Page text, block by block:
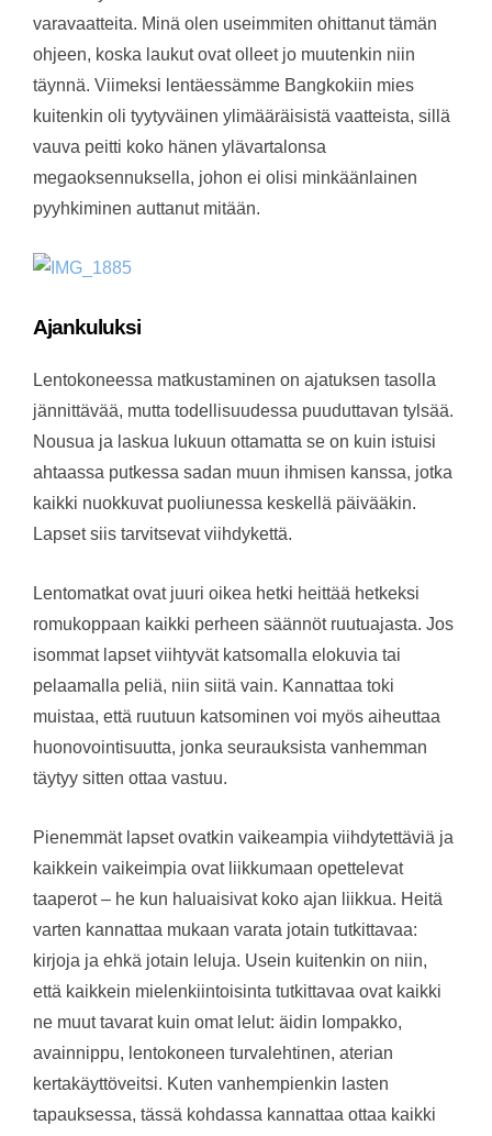
varavaatteita. Minä olen useimmiten ohittanut tämän
ohjeen, koska laukut ovat olleet jo muutenkin niin
täynnä. Viimeksi lentäessämme Bangkokiin mies
kuitenkin oli tyytyväinen ylimääräisistä vaatteista, sillä
vauva peitti koko hänen ylävartalonsa
megaoksennuksella, johon ei olisi minkäänlainen
pyyhkiminen auttanut mitään.
Ajankuluksi
Lentokoneessa matkustaminen on ajatuksen tasolla
jännittävää, mutta todellisuudessa puuduttavan tylsää.
Nousua ja laskua lukuun ottamatta se on kuin istuisi
ahtaassa putkessa sadan muun ihmisen kanssa, jotka
kaikki nuokkuvat puoliunessa keskellä päivääkin.
Lapset siis tarvitsevat viihdykettä.
Lentomatkat ovat juuri oikea hetki heittää hetkeksi
romukoppaan kaikki perheen säännöt ruutuajasta. Jos
isommat lapset viihtyvät katsomalla elokuvia tai
pelaamalla peliä, niin siitä vain. Kannattaa toki
muistaa, että ruutuun katsominen voi myös aiheuttaa
huonovointisuutta, jonka seurauksista vanhemman
täytyy sitten ottaa vastuu.
Pienemmät lapset ovatkin vaikeampia viihdytettäviä ja
kaikkein vaikeimpia ovat liikkumaan opettelevat
taaperot – he kun haluaisivat koko ajan liikkua. Heitä
varten kannattaa mukaan varata jotain tutkittavaa:
kirjoja ja ehkä jotain leluja. Usein kuitenkin on niin,
että kaikkein mielenkiintoisinta tutkittavaa ovat kaikki
ne muut tavarat kuin omat lelut: äidin lompakko,
avainnippu, lentokoneen turvalehtinen, aterian
kertakäyttöveitsi. Kuten vanhempienkin lasten
tapauksessa, tässä kohdassa kannattaa ottaa kaikki